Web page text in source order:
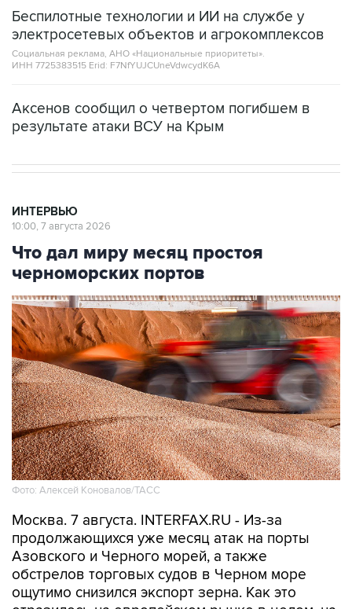
Беспилотные технологии и ИИ на службе у
электросетевых объектов и агрокомплексов
Социальная реклама, АНО «Национальные приоритеты».
ИНН 7725383515 Erid: F7NfYUJCUneVdwcydK6A
Аксенов сообщил о четвертом погибшем в
результате атаки ВСУ на Крым
ИНТЕРВЬЮ
10:00, 7 августа 2026
Что дал миру месяц простоя
черноморских портов
Фото: Алексей Коновалов/ТАСС
Москва. 7 августа. INTERFAX.RU - Из-за
продолжающихся уже месяц атак на порты
Азовского и Черного морей, а также
обстрелов торговых судов в Черном море
ощутимо снизился экспорт зерна. Как это